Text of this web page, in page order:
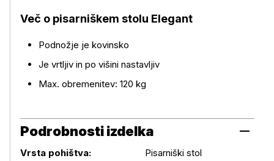
Več o pisarniškem stolu Elegant
Podnožje je kovinsko
Je vrtljiv in po višini nastavljiv
Max. obremenitev: 120 kg
Podrobnosti izdelka
Podrobnosti izdelka
Vrsta pohištva: Pisarniški stol